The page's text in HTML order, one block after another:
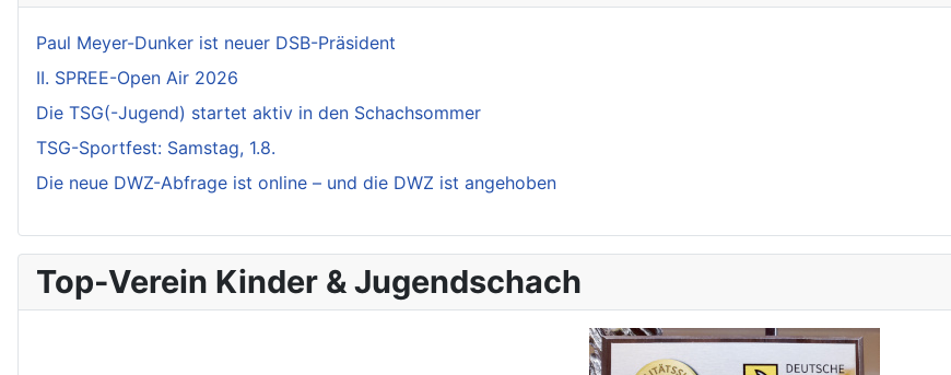
Paul Meyer-Dunker ist neuer DSB-Präsident
II. SPREE-Open Air 2026
Die TSG(-Jugend) startet aktiv in den Schachsommer
TSG-Sportfest: Samstag, 1.8.
Die neue DWZ-Abfrage ist online – und die DWZ ist angehoben
Top-Verein Kinder & Jugendschach